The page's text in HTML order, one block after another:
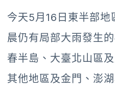
今天5月16日東半部
晨仍有局部大雨發生
春半島、大臺北山區
其他地區及金門、澎